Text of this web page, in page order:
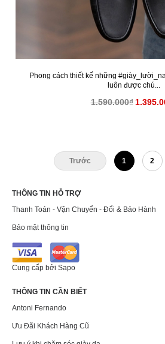
Phong cách thiết kế những
luôn được chú...
1.590.000₫
Trước 1 2
THÔNG TIN HỖ TRỢ
Thanh Toán - Vận Chuyển - Đổi & Bảo Hành
Bảo mật thông tin
Cung cấp bởi Sapo
THÔNG TIN CẦN BIẾT
Antoni Fernando
Ưu Đãi Khách Hàng Cũ